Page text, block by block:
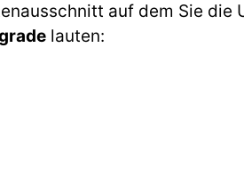
auf dem Sie
lauten: